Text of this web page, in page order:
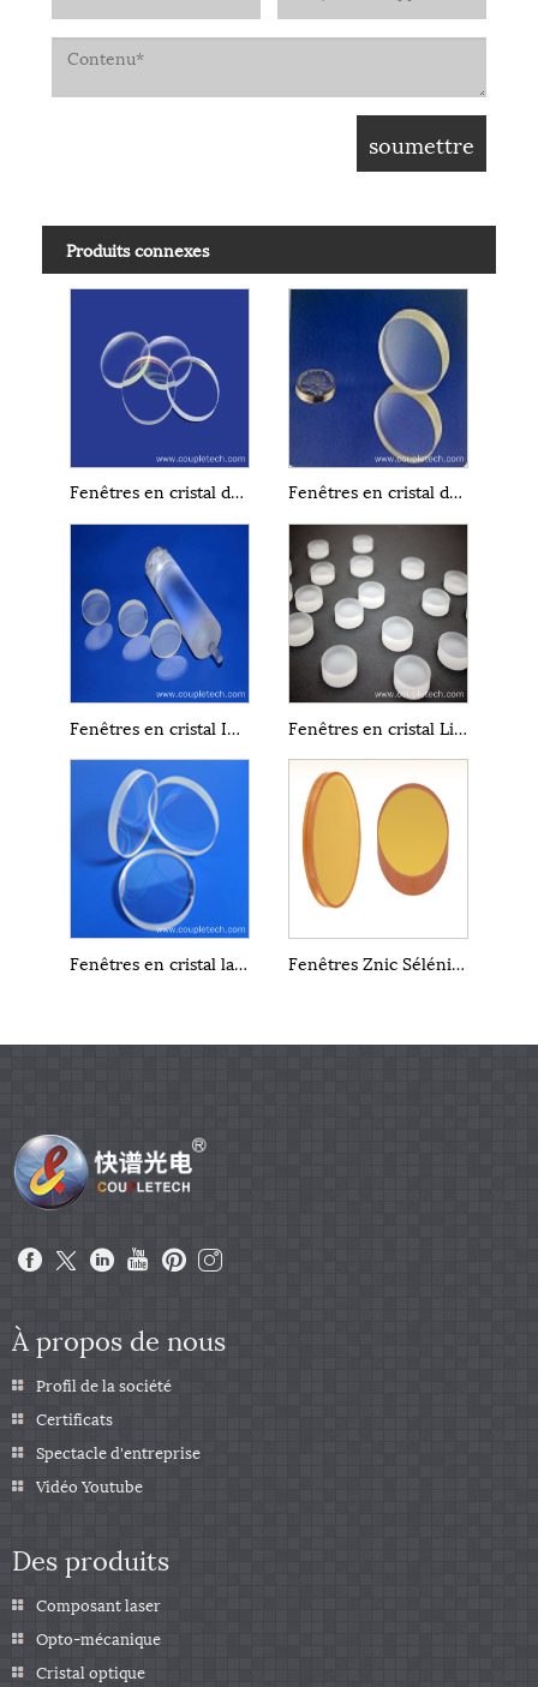
Produits connexes
Fenêtres en cristal de fluorure de calcium CaF2 Fenêtres en cristal de fluorure de baryum BaF2
Fenêtres en cristal IR de fluorure de magnésium MgF2 Fenêtres en cristal LiF au fluorure de lithium
Fenêtres en cristal laser saphir Al2O3 Fenêtres Znic Séléniure ZnSe
À propos de nous
Profil de la société
Certificats
Spectacle d'entreprise
Vidéo Youtube
Des produits
Composant laser
Opto-mécanique
Cristal optique